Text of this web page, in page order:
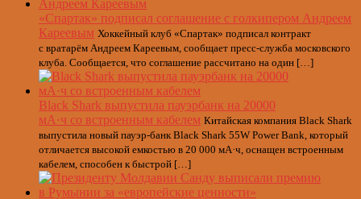
«Спартак» подписал соглашение с голкипером Андреем
Кареевым Хоккейный клуб «Спартак» подписал контракт
с вратарём Андреем Кареевым, сообщает пресс-служба московского
клуба. Сообщается, что соглашение рассчитано на один […]
Black Shark выпустила пауэрбанк на 20000
мА·ч со встроенным кабелем Китайская компания Black Shark
выпустила новый пауэр-банк Black Shark 55W Power Bank, который
отличается высокой емкостью в 20 000 мА·ч, оснащен встроенным
кабелем, способен к быстрой […]